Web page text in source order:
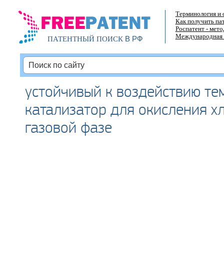
ПАТЕНТНЫЙ ПОИСКВ РФ
Терминология и
Как получить
Роспатент -
Международная
устойчивый к воздействию
катализатор для окисления
газовой фазе